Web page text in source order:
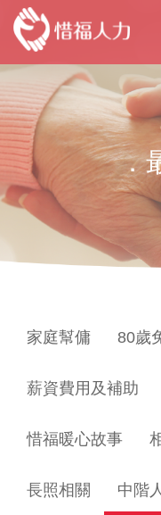
．
家庭幫傭 80歲
薪資費用及補助
惜福暖心故事
長照相關 中階